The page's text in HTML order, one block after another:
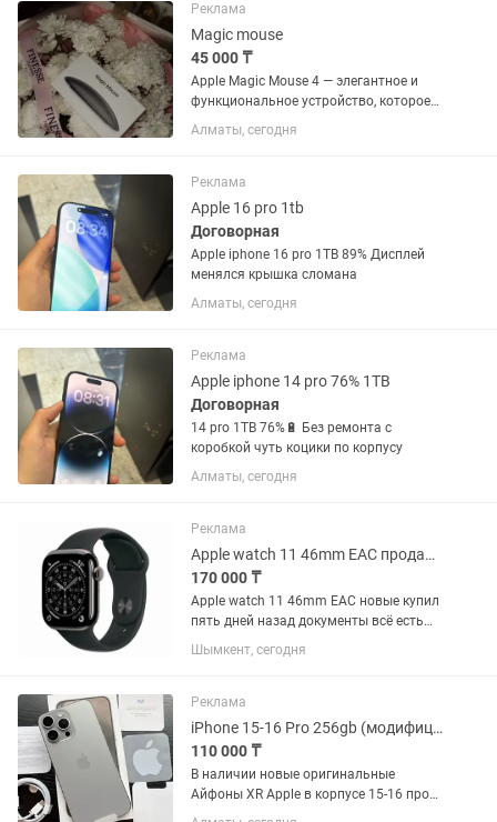
Реклама
Magic mouse
45 000 ₸
Apple Magic Mouse 4 — элегантное и
функциональное устройство, которое
обеспечит вам максимальный
комфорт в работе и развлечениях.
подключению и оптическому сенсору
с...
Алматы, сегодня
Реклама
Apple 16 pro 1tb
Договорная
Apple iphone 16 pro 1TB 89% Дисплей
менялся крышка сломана
Алматы, сегодня
Реклама
Apple iphone 14 pro 76% 1TB
Договорная
14 pro 1TB 76%🔋 Без ремонта с
коробкой чуть коцики по корпусу
Алматы, сегодня
Реклама
Apple watch 11 46mm EAC продам или обмен
170 000 ₸
Apple watch 11 46mm EAC новые купил
пять дней назад документы всё есть
оригинальные не пользовались,открыл
настроил и положил в коробку
понадобидся,Окончательно 165000
без...
Шымкент, сегодня
Реклама
iPhone 15-16 Pro 256gb (модифицированный iPhone XR)
110 000 ₸
В наличии новые оригинальные
Айфоны XR Apple в корпусе 15-16 про
256 гб в запечатанной коробке, под